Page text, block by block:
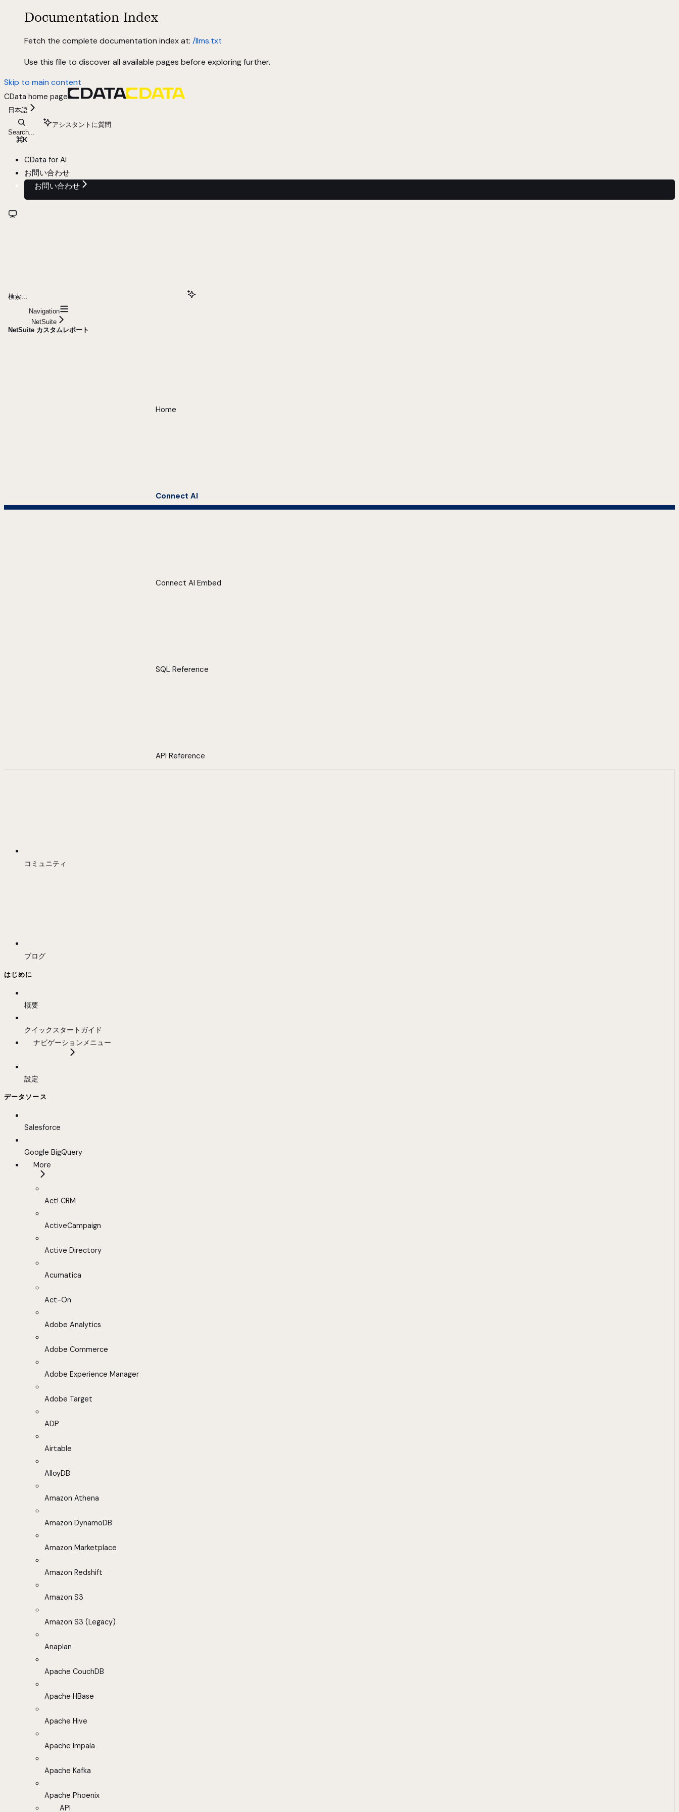
Documentation Index
Fetch the complete documentation index at: /llms.txt
Use this file to discover all available pages before exploring further.
Skip to main content
CData home page
日本語
Search...
⌘K
アシスタントに質問
CData for AI
お問い合わせ
お問い合わせ
検索...
Navigation
NetSuite
NetSuite カスタムレポート
Home
Connect AI
Connect AI Embed
SQL Reference
API Reference
コミュニティ
ブログ
はじめに
概要
クイックスタートガイド
ナビゲーションメニュー
設定
データソース
Salesforce
Google BigQuery
More
Act! CRM
ActiveCampaign
Active Directory
Acumatica
Act-On
Adobe Analytics
Adobe Commerce
Adobe Experience Manager
Adobe Target
ADP
Airtable
AlloyDB
Amazon Athena
Amazon DynamoDB
Amazon Marketplace
Amazon Redshift
Amazon S3
Amazon S3 (Legacy)
Anaplan
Apache CouchDB
Apache HBase
Apache Hive
Apache Impala
Apache Kafka
Apache Phoenix
API